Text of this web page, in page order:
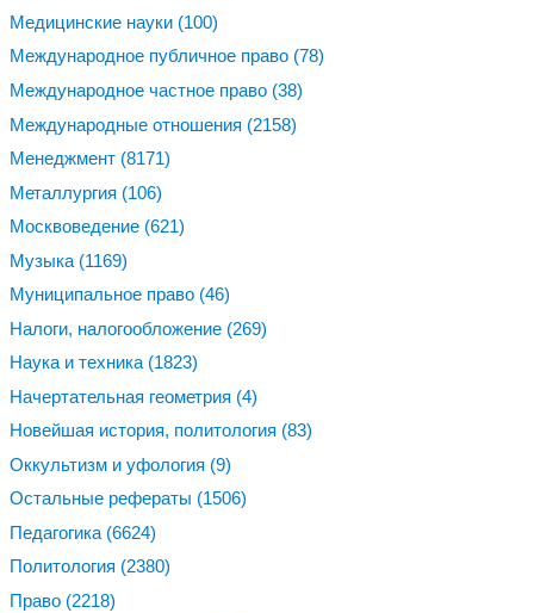
Медицинские науки (100)
Международное публичное право (78)
Международное частное право (38)
Международные отношения (2158)
Менеджмент (8171)
Металлургия (106)
Москвоведение (621)
Музыка (1169)
Муниципальное право (46)
Налоги, налогообложение (269)
Наука и техника (1823)
Начертательная геометрия (4)
Новейшая история, политология (83)
Оккультизм и уфология (9)
Остальные рефераты (1506)
Педагогика (6624)
Политология (2380)
Право (2218)